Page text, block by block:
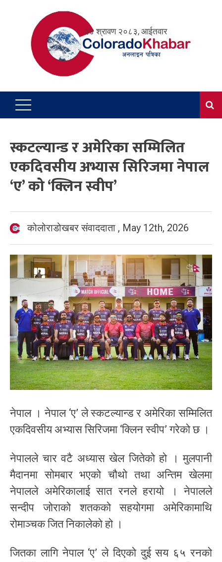
२४ श्रावण २०८३, आईतवार
स्कटल्यान्ड र अमेरिका सम्मिलित
एकदिवसीय अभ्यास सिरिजमा नेपाल
‘ए’ को ‘क्लिन स्वीप’
कोलोराडोखबर संवाददाता , May 12th, 2026
नेपाल । नेपाल ‘ए’ ले स्कटल्यान्ड र अमेरिका सम्मिलित
एकदिवसीय अभ्यास सिरिजमा ‘क्लिन स्वीप’ गरेको छ ।
नेपालले चार वटै अध्यास खेल जितेको हो । मुलपानी
मैदानमा सोमबार भएको चौथो तथा अन्तिम खेलमा
नेपालले अमेरिकालाई सात रनले हरायो । नेपालले
सन्दीप जोराको शतकको सहयोगमा अमेरिकामाथि
रोमाञ्चक जित निकालेको हो ।
जितका लागि नेपाल ‘ए’ ले दिएको दुई सय ६५ रनको